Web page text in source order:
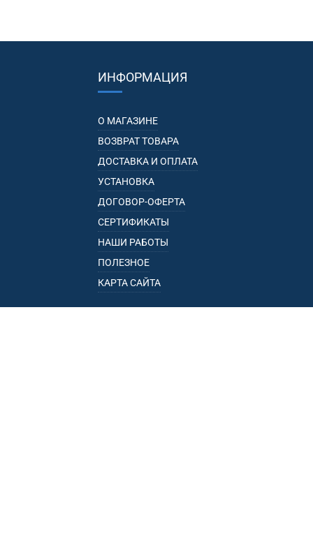
ИНФОРМАЦИЯ
О МАГАЗИНЕ
ВОЗВРАТ ТОВАРА
ДОСТАВКА И ОПЛАТА
УСТАНОВКА
ДОГОВОР-ОФЕРТА
СЕРТИФИКАТЫ
НАШИ РАБОТЫ
ПОЛЕЗНОЕ
КАРТА САЙТА